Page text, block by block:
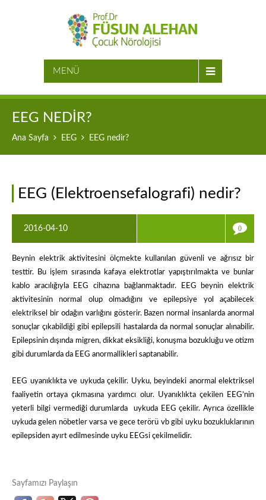
MENÜ
EEG NEDIR?
Ana Sayfa EEG EEG nedir?
EEG (Elektroensefalografi) nedir?
2016-04-10 0
Beynin elektrik aktivitesini ölçmekte kullanılan güvenli ve ağrısız bir
testtir. Bu işlem sırasında kafaya elektrotlar yapıştırılmakta ve bunlar
kablo aracılığıyla EEG cihazına bağlanmaktadır. EEG beynin elektrik
aktivitesinin normal olup olmadığını ve epilepsiye yol açabilecek
elektriksel bir odağın varlığını gösterir. Bazen normal insanlarda anormal
sonuçlar çıkabildiği gibi epilepsili hastalarda da normal sonuçlar alınabilir.
Epilepsinin dışında migren, dikkat eksikliği, konuşma bozukluğu ve otizm
gibi durumlarda da EEG anormallikleri saptanabilir.
EEG uyanıklıkta ve uykuda çekilir. Uyku, beyindeki anormal elektriksel
faaliyetin ortaya çıkmasına yardımcı olur. Uyanıklıkta çekilen EEG’nin
yeterli bilgi vermediği durumlarda uykuda EEG çekilir. Ayrıca özellikle
uykuda gelen nöbetler varsa ve gece terörü vb gibi uyku bozukluklarının
epilepsiden ayırt edilmesinde uyku EEGsi çekilmelidir.
Sayfamızı Paylaşın